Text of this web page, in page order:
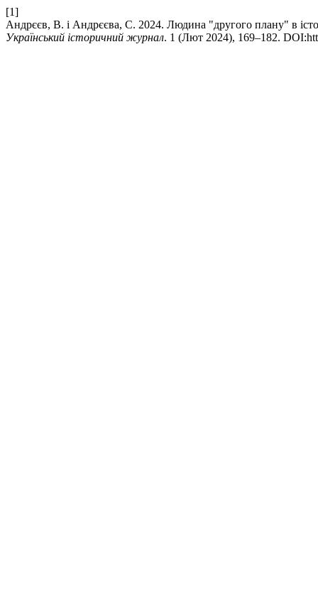
[1]
Андрєєв, В. і Андрєєва, С. 2024. Людина "другого плану" в
Український історичний журнал. 1 (Лют 2024), 169–182.